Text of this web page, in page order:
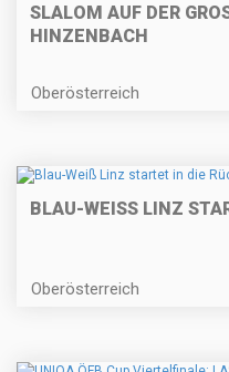
SLALOM AUF DER
INZENBACH
Oberösterreich
BLAU-WEISS LINZ
Oberösterreich